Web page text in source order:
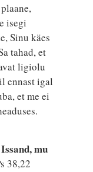
isegi
Sinu käes
tahad, et
ligiolu
ennast igal
et me ei
mu
38,22